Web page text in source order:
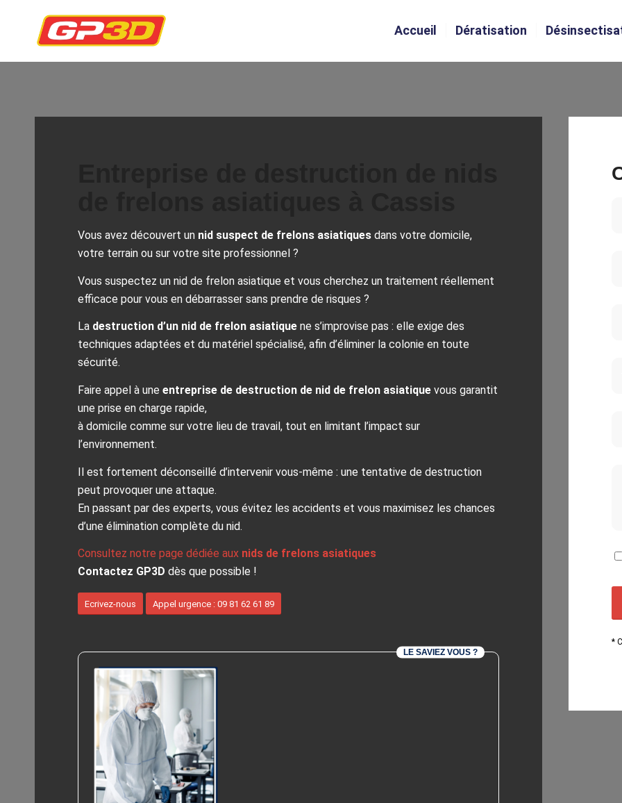
Accueil Dératisation
Vous avez découvert un nid suspect de frelons asiatiques dans votre domicile,
votre terrain ou sur votre site professionnel ?
Vous suspectez un nid de frelon asiatique et vous cherchez un traitement réellement
efficace pour vous en débarrasser sans prendre de risques ?
La destruction d’un nid de frelon asiatique ne s’improvise pas : elle exige des
techniques adaptées et du matériel spécialisé, afin d’éliminer la colonie en toute
sécurité.
Faire appel à uneentreprise de destruction de nid de frelon asiatique vous garantit
une prise en charge rapide,
à domicile comme sur votre lieu de travail, tout en limitant l’impact sur
l’environnement.
Il est fortement déconseillé d’intervenir vous‑même : une tentative de destruction
peut provoquer une attaque.
En passant par des experts, vous évitez les accidents et vous maximisez les chances
d’une élimination complète du nid.
Consultez notre page dédiée aux nids de frelons asiatiques
Contactez GP3D dès que possible !
Ecrivez-nous Appel urgence : 09 81 62 61 89
LE SAVIEZ VOUS ?
*